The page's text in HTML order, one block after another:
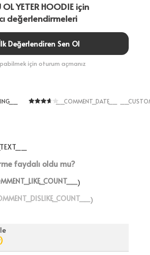
OL YETER HOODIE için
değerlendirmeleri
Değerlendiren Sen Ol
için oturum açmanız
__COMMENT_DATE__
faydalı oldu mu?
)
)